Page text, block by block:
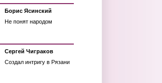
Борис Ясинский
Не понят народом
Сергей Чиграков
Создал интригу в Рязани